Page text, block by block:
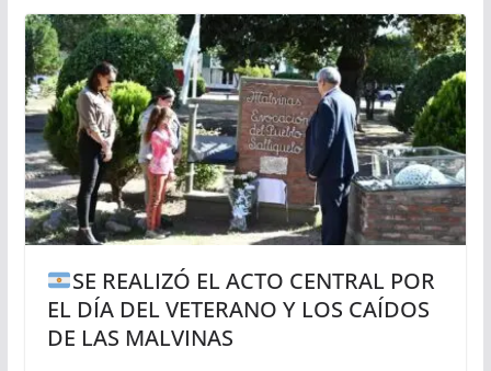
SE REALIZÓ EL ACTO CENTRAL POR
EL DÍA DEL VETERANO Y LOS CAÍDOS
DE LAS MALVINAS